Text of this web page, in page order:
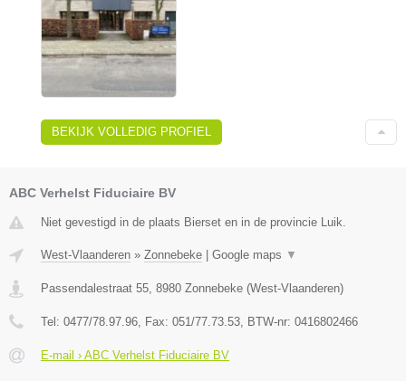
BEKIJK VOLLEDIG PROFIEL
ABC Verhelst Fiduciaire BV
Niet gevestigd in de plaats Bierset en in de provincie Luik.
West-Vlaanderen » Zonnebeke Google maps ▼
Passendalestraat 55, 8980 Zonnebeke (West-Vlaanderen)
Tel: 0477/78.97.96, Fax: 051/77.73.53, BTW-nr: 0416802466
E-mail › ABC Verhelst Fiduciaire BV